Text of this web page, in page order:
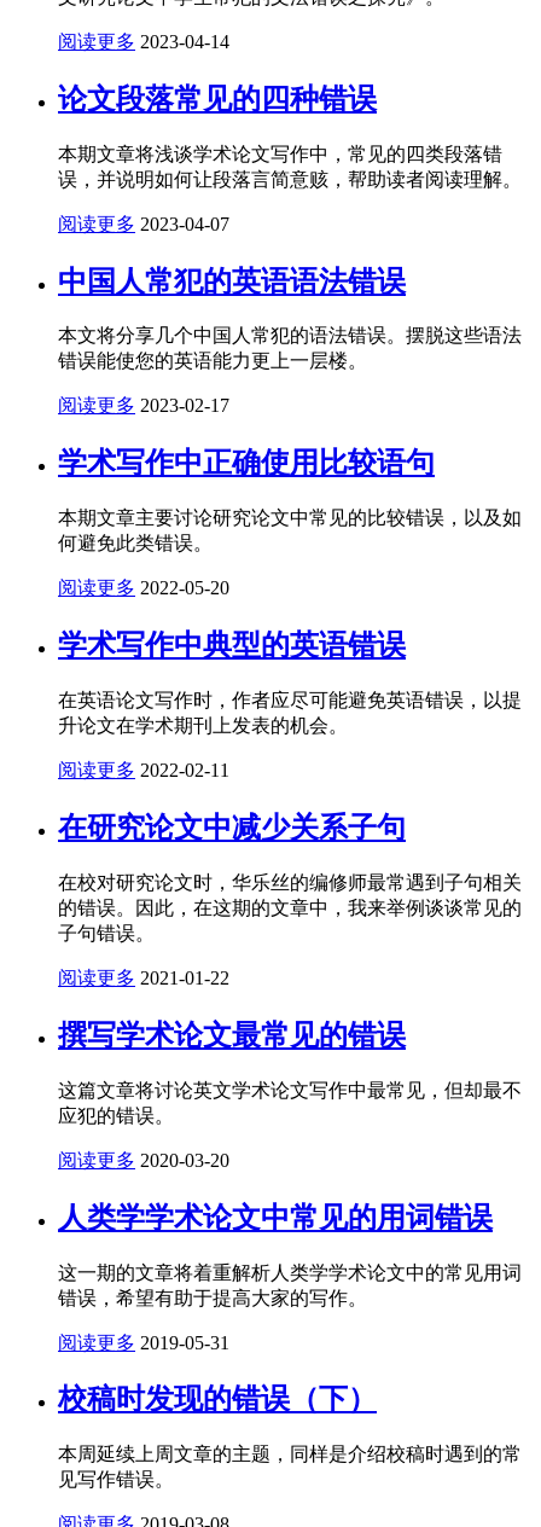
阅读更多 2023-04-14
论文段落常见的四种错误
本期文章将浅谈学术论文写作中，常见的四类段落错
误，并说明如何让段落言简意赅，帮助读者阅读理解。
阅读更多 2023-04-07
中国人常犯的英语语法错误
本文将分享几个中国人常犯的语法错误。摆脱这些语法
错误能使您的英语能力更上一层楼。
阅读更多 2023-02-17
学术写作中正确使用比较语句
本期文章主要讨论研究论文中常见的比较错误，以及如
何避免此类错误。
阅读更多 2022-05-20
学术写作中典型的英语错误
在英语论文写作时，作者应尽可能避免英语错误，以提
升论文在学术期刊上发表的机会。
阅读更多 2022-02-11
在研究论文中减少关系子句
在校对研究论文时，华乐丝的编修师最常遇到子句相关
的错误。因此，在这期的文章中，我来举例谈谈常见的
子句错误。
阅读更多 2021-01-22
撰写学术论文最常见的错误
这篇文章将讨论英文学术论文写作中最常见，但却最不
应犯的错误。
阅读更多 2020-03-20
人类学学术论文中常见的用词错误
这一期的文章将着重解析人类学学术论文中的常见用词
错误，希望有助于提高大家的写作。
阅读更多 2019-05-31
校稿时发现的错误（下）
本周延续上周文章的主题，同样是介绍校稿时遇到的常
见写作错误。